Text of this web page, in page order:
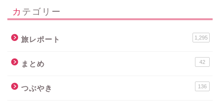
カテゴリー
旅レポート 1,295
まとめ 42
つぶやき 136